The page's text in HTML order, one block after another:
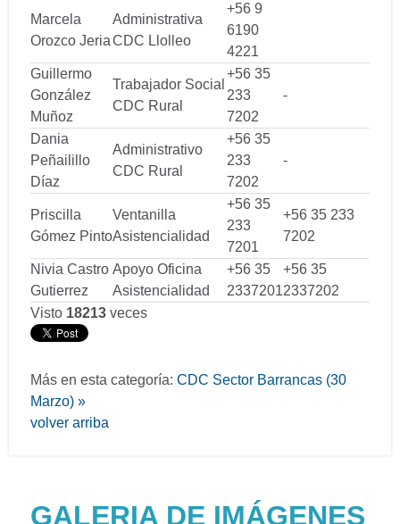
Marcela
Orozco Jeria
Administrativa
CDC Llolleo
+56 9
6190
4221
Guillermo
González
Muñoz
Trabajador Social
CDC Rural
+56 35
233
7202
-
Dania
Peñailillo
Díaz
Administrativo
CDC Rural
+56 35
233
7202
-
Priscilla
Gómez Pinto
Ventanilla
Asistencialidad
+56 35
233
7201
+56 35 233
7202
Nivia Castro
Gutierrez
Apoyo Oficina
Asistencialidad
+56 35
2337201
+56 35
2337202
Visto 18213 veces
Más en esta categoría: CDC Sector Barrancas (30
Marzo) »
volver arriba
GALERIA DE IMÁGENES